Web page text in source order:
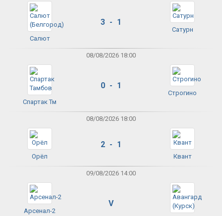
Салют
3 - 1
Сатурн
08/08/2026 18:00
Спартак Тм
0 - 1
Строгино
08/08/2026 18:00
Орёл
2 - 1
Квант
09/08/2026 14:00
Арсенал-2
V